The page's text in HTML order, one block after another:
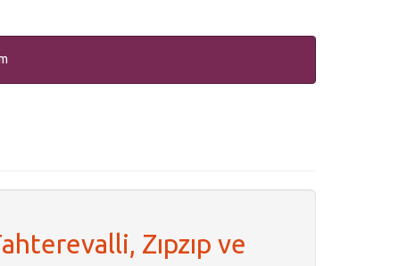
Zıpzıp ve